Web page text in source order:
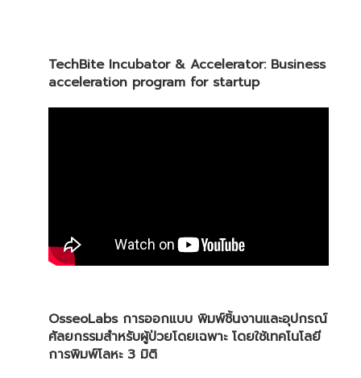
TechBite Incubator & Accelerator: Business
acceleration program for startup
OsseoLabs การออกแบบ พิมพ์ชิ้นงานและอุปกรณ์
ศัลยกรรมสำหรับผู้ป่วยโดยเฉพาะ โดยใช้เทคโนโลยี
การพิมพ์โลหะ 3 มิติ